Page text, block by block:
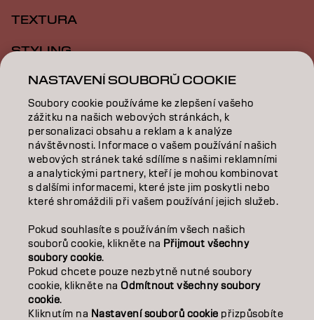
TEXTURA
STYLING
INSPIRACE
VZDĚLÁVÁNÍ
O NÁS
SALON FINDER
STAŇTE SE PARTNEREM
KONTAKTUJTE NÁS
KontaktZásady ochrany osobních údajů
Zásady používání souborů cookie
Podmínky použití
NASTAVENÍ SOUBORŮ COOKIE
Soubory cookie používáme ke zlepšení vašeho
zážitku na našich webových stránkách, k
personalizaci obsahu a reklam a k analýze
návštěvnosti. Informace o vašem používání našich
webových stránek také sdílíme s našimi reklamními
a analytickými partnery, kteří je mohou kombinovat
s dalšími informacemi, které jste jim poskytli nebo
které shromáždili při vašem používání jejich služeb.
Pokud souhlasíte s používáním všech našich
souborů cookie, klikněte na Přijmout všechny
soubory cookie.
Pokud chcete pouze nezbytně nutné soubory
cookie, klikněte naOdmítnout všechny soubory
cookie.
Kliknutím na Nastavení souborů cookie přizpůsobíte